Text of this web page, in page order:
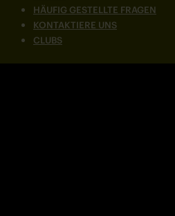
HÄUFIG GESTELLTE FRAGEN
KONTAKTIERE UNS
CLUBS